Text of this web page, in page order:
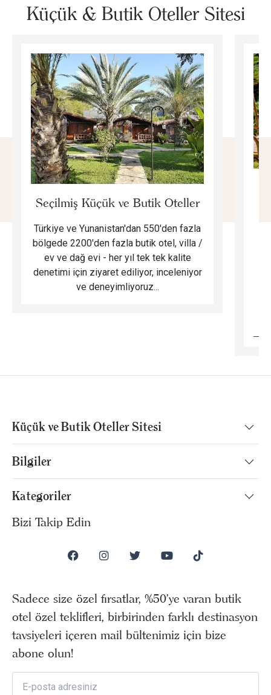
Küçük & Butik Oteller Sitesi
Seçilmiş Küçük ve Butik Oteller
Türkiye ve Yunanistan'dan 550'den fazla
bölgede 2200'den fazla butik otel, villa /
ev ve dağ evi - her yıl tek tek kalite
denetimi için ziyaret ediliyor, inceleniyor
ve deneyimliyoruz...
Küçük ve Butik Oteller Sitesi
Bilgiler
Kategoriler
Bizi Takip Edin
Sadece size özel fırsatlar, %50’ye varan butik
otel özel teklifleri, birbirinden farklı destinasyon
tavsiyeleri içeren mail bültenimiz için bize
abone olun!